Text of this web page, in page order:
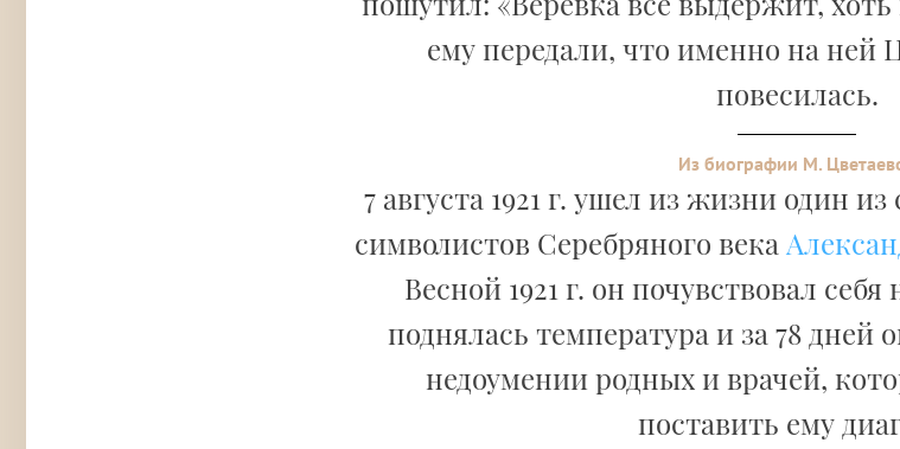
ему передали, что именно на ней
повесилась.
Из биографии М.
7 августа 1921 г. ушел из жизни один
символистов Серебряного века
Весной 1921 г. он почувствовал
поднялась температура и за 78 дней
недоумении родных и врачей,
поставить ему